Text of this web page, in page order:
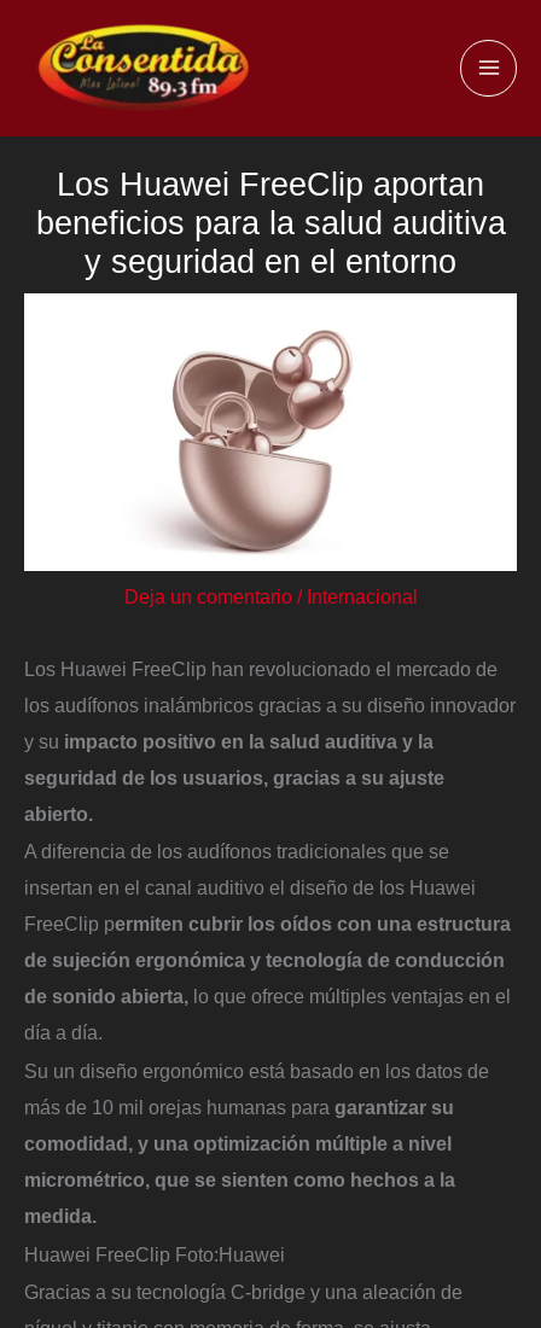
contenido
Los Huawei FreeClip aportan
beneficios para la salud auditiva
y seguridad en el entorno
Deja un comentario / Internacional
Los Huawei FreeClip han revolucionado el mercado de
los audífonos inalámbricos gracias a su diseño innovador
y su impacto positivo en la salud auditiva y la
seguridad de los usuarios, gracias a su ajuste
abierto.
A diferencia de los audífonos tradicionales que se
insertan en el canal auditivo el diseño de los Huawei
FreeClip permiten cubrir los oídos con una estructura
de sujeción ergonómica y tecnología de conducción
de sonido abierta, lo que ofrece múltiples ventajas en el
día a día.
Su un diseño ergonómico está basado en los datos de
más de 10 mil orejas humanas para garantizar su
comodidad, y una optimización múltiple a nivel
micrométrico, que se sienten como hechos a la
medida.
Huawei FreeClip Foto:Huawei
Gracias a su tecnología C-bridge y una aleación de